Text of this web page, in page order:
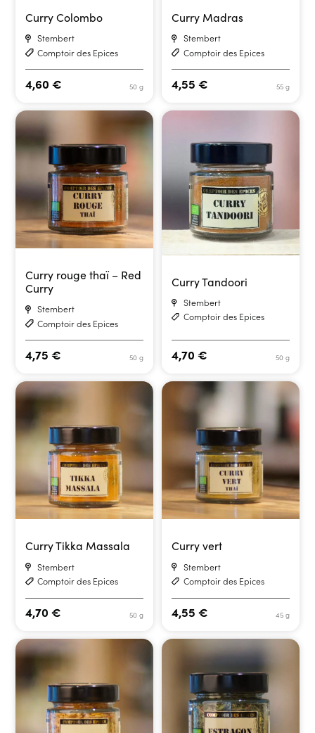
Curry Colombo
Stembert
Comptoir des Epices
50 g
4,60€
Curry Madras
Stembert
Comptoir des Epices
55 g
4,55 €
Curry rouge thaï – Red
Curry
Stembert
Comptoir des Epices
50 g
4,75€
Curry Tandoori
Stembert
Comptoir des Epices
50 g
4,70 €
Curry Tikka Massala
Stembert
Comptoir des Epices
50 g
4,70€
Curry vert
Stembert
Comptoir des Epices
45 g
4,55 €